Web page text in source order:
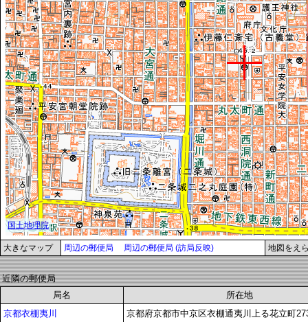
大きなマップ 周辺の郵便局 周辺の郵便局 (訪局反映) 地図をえ
近隣の郵便局
局名
所在地
京都衣棚夷川
京都府京都市中京区衣棚通夷川上る花立町